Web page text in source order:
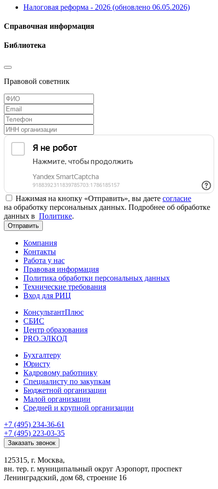
Налоговая реформа - 2026 (обновлено 06.05.2026)
Справочная информация
Библиотека
Правовой советник
Нажимая на кнопку «Отправить», вы даете согласие
на обработку персональных данных. Подробнее об обработке
данных в Политике.
Отправить
Компания
Контакты
Работа у нас
Правовая информация
Политика обработки персональных данных
Технические требования
Вход для РИЦ
КонсультантПлюс
СБИС
Центр образования
PRO.ЭЛКОД
Бухгалтеру
Юристу
Кадровому работнику
Специалисту по закупкам
Бюджетной организации
Малой организации
Средней и крупной организации
+7 (495) 234-36-61
+7 (495) 223-03-35
Заказать звонок
125315, г. Москва,
вн. тер. г. муниципальный округ Аэропорт, проспект
Ленинградский, дом 68, строение 16